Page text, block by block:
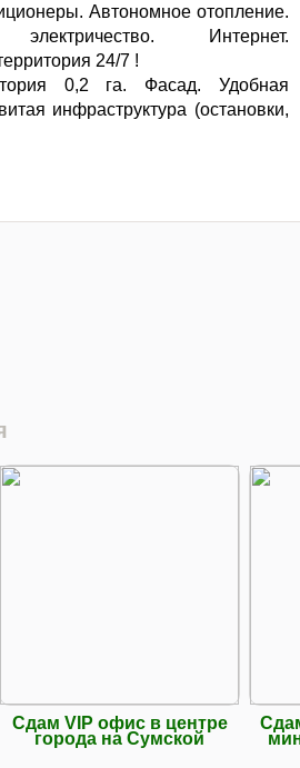
Автономное отопление.
Интернет.
24/7 !
0,2 га. Фасад. Удобная
инфраструктура (остановки,
Сдам VIP офис в центре
города на Сумской